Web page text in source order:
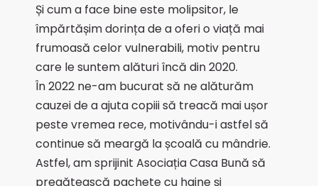
Și cum a face bine este molipsitor, le
împărtășim dorința de a oferi o viață mai
frumoasă celor vulnerabili, motiv pentru
care le suntem alături încă din 2020.
În 2022 ne-am bucurat să ne alăturăm
cauzei de a ajuta copiii să treacă mai ușor
peste vremea rece, motivându-i astfel să
continue să meargă la școală cu mândrie.
Astfel, am sprijinit Asociația Casa Bună să
pregătească pachete cu haine și